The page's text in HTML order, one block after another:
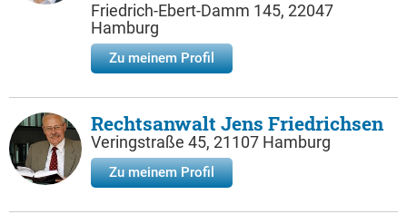
Friedrich-Ebert-Damm 145, 22047
Hamburg
Zu meinem Profil
Rechtsanwalt Jens Friedrichsen
Veringstraße 45, 21107 Hamburg
Zu meinem Profil